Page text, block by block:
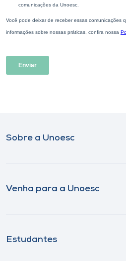
Sobre a Unoesc
Venha para a Unoesc
Estudantes